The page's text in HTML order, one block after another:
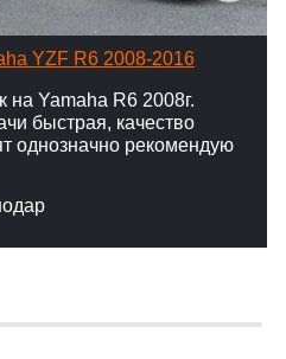
YZF R6 2008-2016
на Yamaha R6 2008г.
быстрая, качество
однозначно рекомендую